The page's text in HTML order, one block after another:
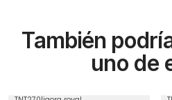
También
uno de